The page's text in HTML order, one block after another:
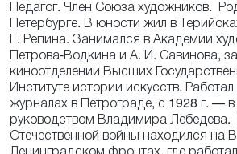
Педагог. Член Союза художников.
Петербурге. В юности жил в
Е. Репина. Занимался в Академии
Петрова-Водкина и А. И. Савинова,
киноотделении Высших
Институте истории искусств.
журналах в Петрограде, с 1928 г. —
руководством Владимира
Отечественной войны находился на
Ленинградском фронтах, где